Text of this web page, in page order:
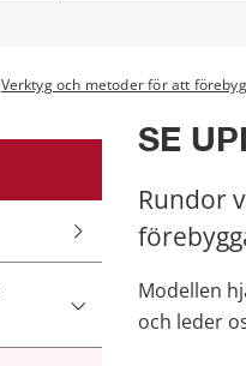
Verktyg och metoder för att
SE
Rundor
Modellen
och leder